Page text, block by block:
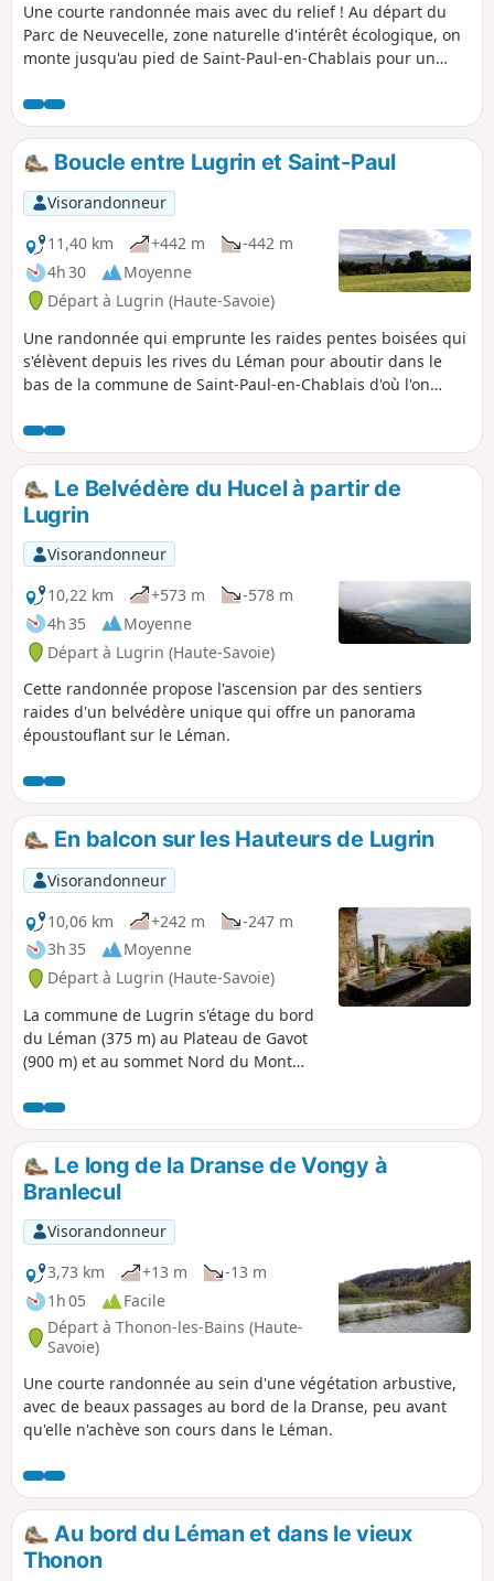
Une courte randonnée mais avec du relief ! Au départ du
Parc de Neuvecelle, zone naturelle d'intérêt écologique, on
monte jusqu'au pied de Saint-Paul-en-Chablais pour un
dans de jolis bois de châtaigniers. Plusieurs superbes
points de vue sur le Léman sont au rendez-vous.
Boucle entre Lugrin et Saint-Paul
Visorandonneur
11,40 km
+442 m
-442 m
4h 30
Moyenne
Départ à Lugrin (Haute-Savoie)
Une randonnée qui emprunte les raides pentes boisées qui
s'élèvent depuis les rives du Léman pour aboutir dans le
bas de la commune de Saint-Paul-en-Chablais d'où l'on
Le Belvédère du Hucel à partir de
Lugrin
Visorandonneur
10,22 km
+573 m
-578 m
4h 35
Moyenne
Départ à Lugrin (Haute-Savoie)
Cette randonnée propose l'ascension par des sentiers
raides d'un belvédère unique qui offre un panorama
époustouflant sur le Léman.
En balcon sur les Hauteurs de Lugrin
Visorandonneur
10,06 km
+242 m
-247 m
3h 35
Moyenne
Départ à Lugrin (Haute-Savoie)
La commune de Lugrin s'étage du bord
du Léman (375 m) au Plateau de Gavot
(900 m) et au sommet Nord du Mont
propose d'abord une montée jusqu'au
village perché des Combes (570 m) et
ses belles maisons anciennes, en
passant par le vénérable châtaigner de
Troubois. Ensuite, un itinéraire en
balcon et une redescente conduisent à
l'ancienne église de Lugrin, avant de
revenir au Chef-Lieu. Une randonnée
bucolique, où le patrimoine est bien
présent.
Le long de la Dranse de Vongy à
Branlecul
Visorandonneur
3,73 km
+13 m
-13 m
1h 05
Facile
Départ à Thonon-les-Bains (Haute-
Savoie)
Une courte randonnée au sein d'une végétation arbustive,
avec de beaux passages au bord de la Dranse, peu avant
qu'elle n'achève son cours dans le Léman.
Au bord du Léman et dans le vieux
Thonon